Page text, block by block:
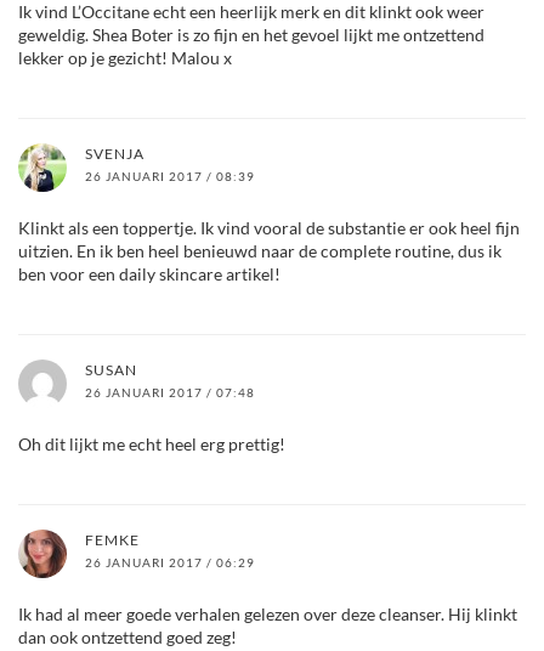
Ik vind L’Occitane echt een heerlijk merk en dit klinkt ook weer
geweldig. Shea Boter is zo fijn en het gevoel lijkt me ontzettend
lekker op je gezicht! Malou x
SVENJA
26 JANUARI 2017 / 08:39
Klinkt als een toppertje. Ik vind vooral de substantie er ook heel fijn
uitzien. En ik ben heel benieuwd naar de complete routine, dus ik
ben voor een daily skincare artikel!
SUSAN
26 JANUARI 2017 / 07:48
Oh dit lijkt me echt heel erg prettig!
FEMKE
26 JANUARI 2017 / 06:29
Ik had al meer goede verhalen gelezen over deze cleanser. Hij klinkt
dan ook ontzettend goed zeg!